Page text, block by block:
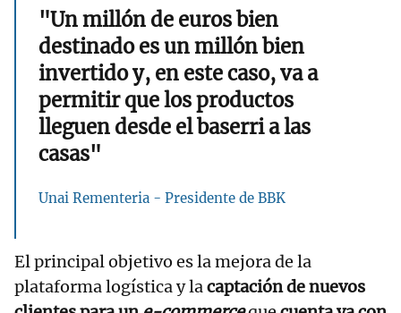
"Un millón de euros bien
destinado es un millón bien
invertido y, en este caso, va a
permitir que los productos
lleguen desde el baserri a las
casas"
Unai Rementeria - Presidente de BBK
El principal objetivo es la mejora de la
plataforma logística y lacaptación de nuevos